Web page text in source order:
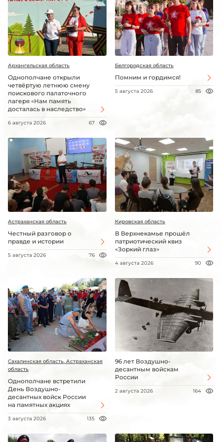
Архангельская область
Однополчане открыли
четвёртую летнюю смену
поискового палаточного
лагеря «Нам память
досталась в наследство»
6 августа 2026 67
Белгородская область
Помним и гордимся!
5 августа 2026 85
Астраханская область
Честный разговор о
правде и истории
5 августа 2026 76
Кировская область
В Верхнекамье прошёл
патриотический квиз
«Зоркий глаз»
4 августа 2026 90
Сахалинская область, Астраханская
область
Однополчане встретили
День Воздушно-
десантных войск России
на памятных акциях
3 августа 2026 135
96 лет Воздушно-
десантным войскам
России
2 августа 2026 164